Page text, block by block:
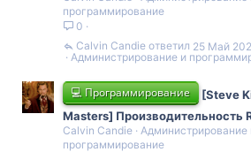
программирование
0
Администрирование и
25 Май
Calvin Candie
💻 Программирование
[Steve
Masters] Производительность
Calvin Candie
Администрирование
программирование